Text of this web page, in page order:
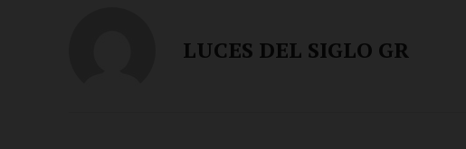
LUCES DEL SIGLO GR